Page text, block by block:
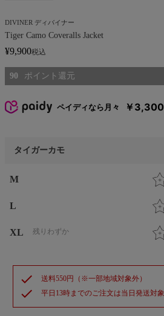
DIVINER ディバイナー
Tiger Camo Coveralls Jacket
¥9,900税込
90
ペイディなら月々 ￥3,300
タイガーカモ
M
L
XL 残りわずか
check 送料550円（※一部地域対象外）
check 平日13時までのご注文は当日発送対象